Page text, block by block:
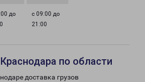
до
с 09:00 до
21:00
по области
доставка грузов